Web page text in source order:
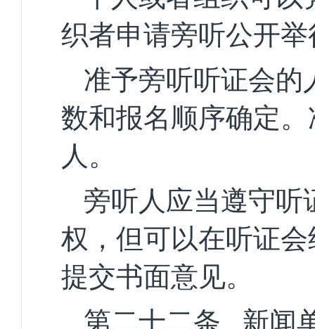
织者申请旁听公开
准予旁听听证会的
数和报名顺序确定
人。
旁听人应当遵守听
权，但可以在听证
提交书面意见。
第二十二条
新闻